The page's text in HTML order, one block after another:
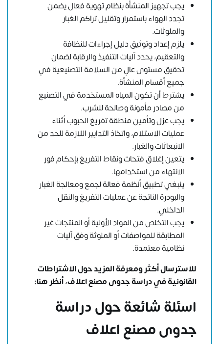
يجب تجهيز المنشأة بنظام تهوية فعال يضمن
تجدد الهواء باستمرار وتقليل تراكم الغبار
والملوثات.
يلزم إعداد وتوثيق دليل إجراءات للنظافة
والتعقيم، يحدد آليات التنفيذ والرقابة لضمان
تحقيق مستوى عالٍ من السلامة التصنيعية في
جميع أقسام المنشأة.
يشترط أن تكون المياه المستخدمة في التصنيع
من مصادر مأمونة وصالحة للشرب.
يجب عزل وتأمين منطقة تفريغ الحبوب أثناء
عمليات الاستلام، واتخاذ التدابير اللازمة للحد من
الانبعاثات والغبار.
يتعين إغلاق فتحات ونقاط التفريغ بإحكام فور
الانتهاء من استخدامها.
ينبغي تطبيق أنظمة فعالة لجمع ومعالجة الغبار
والبودرة الناتجة عن عمليات التفريغ والنقل
الداخلي.
يجب التخلص من المواد الأولية أو المنتجات غير
المطابقة للمواصفات أو الملوثة وفق آليات
نظامية معتمدة.
للاسترسال أكثر ومعرفة المزيد حول الاشتراطات
القانونية في دراسة جدوى مصنع اعلاف،أنظر هنا:
اسئلة شائعة حول دراسة
جدوى مصنع اعلاف